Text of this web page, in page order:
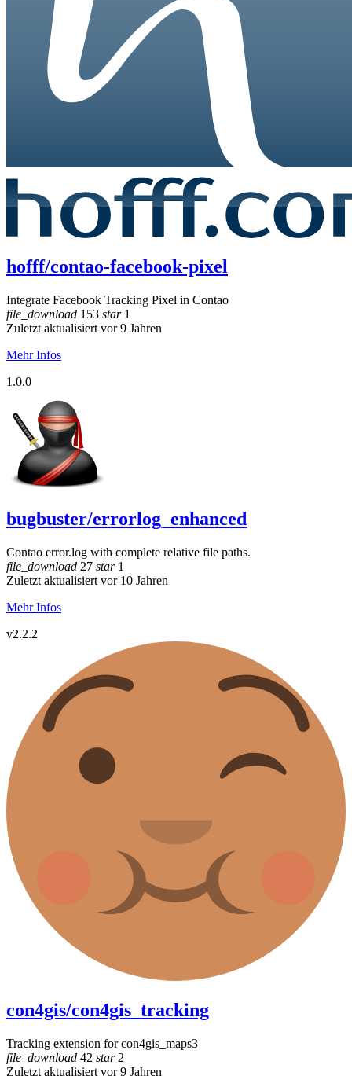
hofff/contao-facebook-pixel
Integrate Facebook Tracking Pixel in Contao
file_download 153 star1
Zuletzt aktualisiert vor 9 Jahren
Mehr Infos
1.0.0
bugbuster/errorlog_enhanced
Contao error.log with complete relative file paths.
file_download 27 star1
Zuletzt aktualisiert vor 10 Jahren
Mehr Infos
v2.2.2
con4gis/con4gis_tracking
Tracking extension for con4gis_maps3
file_download 42 star2
Zuletzt aktualisiert vor 9 Jahren